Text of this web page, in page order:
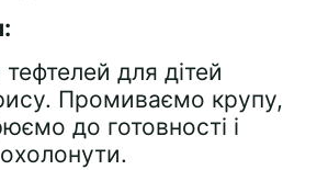
для дітей
Промиваємо крупу,
до готовності і